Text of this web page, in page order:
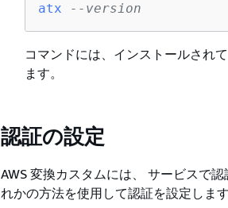
atx --version
コマンドには、インストールされ
ます。
認証の設定
AWS 変換カスタムには、 サービスで
れかの方法を使用して認証を設定します